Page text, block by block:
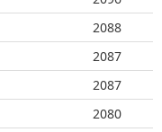
2088
2087
2087
2080